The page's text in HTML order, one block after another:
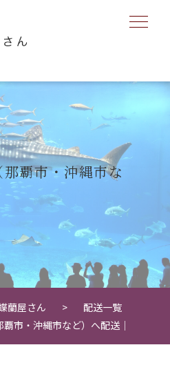
覇市・沖縄市な
蘭屋さん
配送一覧
市・沖縄市など）へ配送｜